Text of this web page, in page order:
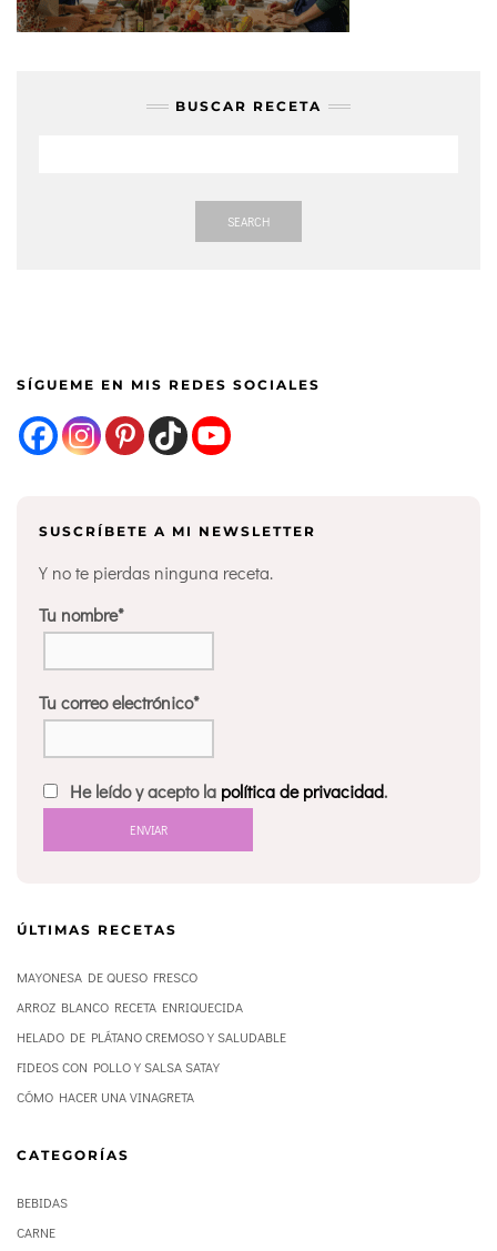
BUSCAR RECETA
SEARCH
SÍGUEME EN MIS REDES SOCIALES
SUSCRÍBETE A MI NEWSLETTER
Y no te pierdas ninguna receta.
Tu nombre*
Tu correo electrónico*
He leído y acepto la política de privacidad.
ÚLTIMAS RECETAS
MAYONESA DE QUESO FRESCO
ARROZ BLANCO RECETA ENRIQUECIDA
HELADO DE PLÁTANO CREMOSO Y SALUDABLE
FIDEOS CON POLLO Y SALSA SATAY
CÓMO HACER UNA VINAGRETA
CATEGORÍAS
BEBIDAS
CARNE